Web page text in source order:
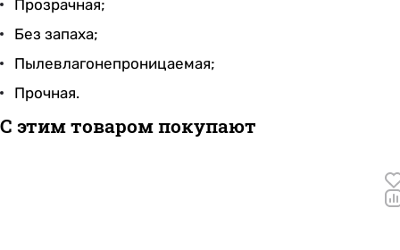
Прозрачная;
Без запаха;
Пылевлагонепроницаемая;
Прочная.
С этим товаром покупают